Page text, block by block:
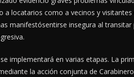
a locatarios como a vecinos y
manifestósentirse insegura al
implementará en varias etapas. La
la acción conjunta de